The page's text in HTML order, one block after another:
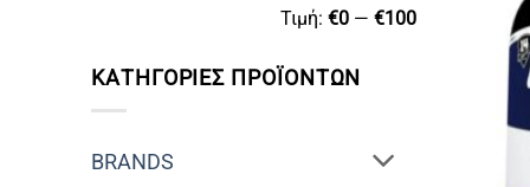
Τιμή: €0 — €100
ΚΑΤΗΓΟΡΙΕΣ ΠΡΟΪΟΝΤΩΝ
BRANDS